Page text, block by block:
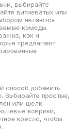
выбирайте
витиеватых или
являются
комоды.
как и
предлагают
способ добавить
Выбирайте простые,
или шелк.
коврики,
кресло, чтобы